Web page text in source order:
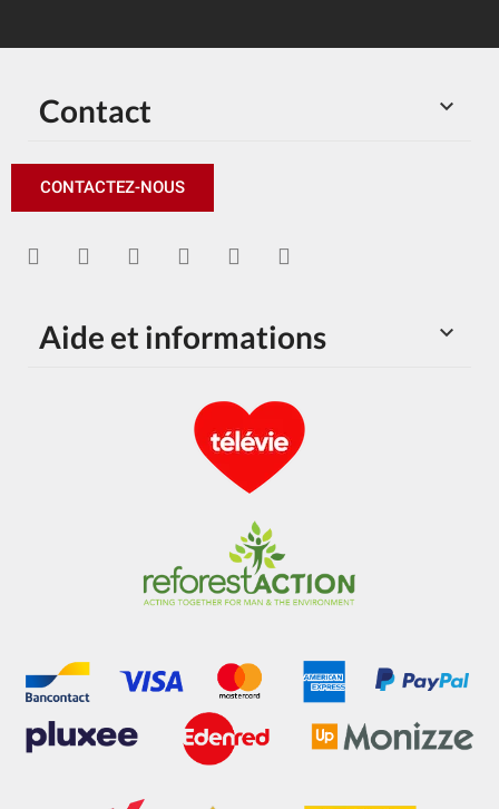

Contact
CONTACTEZ-NOUS

Aide et informations